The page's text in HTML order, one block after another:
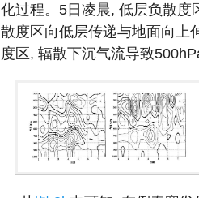
化过程。5日凌晨, 低层负散
散度区向低层传递与地面向上
度区, 辐散下沉气流导致